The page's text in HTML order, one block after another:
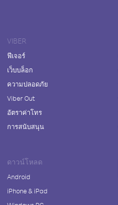
VIBER
ฟีเจอร์
เว็บบล็อก
ความปลอดภัย
Viber Out
อัตราค่าโทร
การสนับสนุน
ดาวน์โหลด
Android
iPhone & iPad